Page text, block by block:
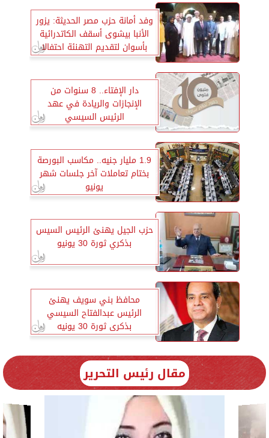
وفد أمانة حزب مصر الحديثة: يزور
الأنبا بيشوى أسقف الكاتدرائية
بأسوان لتقديم التهنئة احتفالا
بتجليسه
دار الإفتاء.. 8 سنوات من
الإنجازات والريادة في عهد
الرئيس السيسي
1.9 مليار جنيه.. مكاسب البورصة
بختام تعاملات آخر جلسات شهر
يونيو
حزب الجيل يهنئ الرئيس السيس
بذكري ثورة 30 يونيو
محافظ بني سويف يهنئ
الرئيس عبدالفتاح السيسي
بذكرى ثورة 30 يونيه
مقال رئيس التحرير